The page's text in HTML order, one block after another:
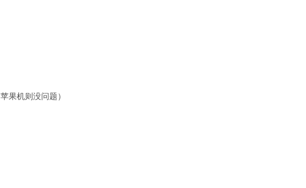
果机则没问题）